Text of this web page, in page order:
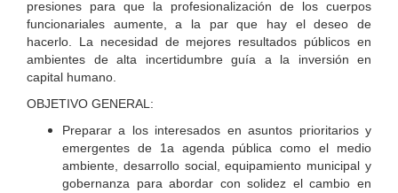
presiones para que la profesionalización de los cuerpos
funcionariales aumente, a la par que hay el deseo de
hacerlo. La necesidad de mejores resultados públicos en
ambientes de alta incertidumbre guía a la inversión en
capital humano.
OBJETIVO GENERAL:
Preparar a los interesados en asuntos prioritarios y
emergentes de 1a agenda pública como el medio
ambiente, desarrollo social, equipamiento municipal y
gobernanza para abordar con solidez el cambio en